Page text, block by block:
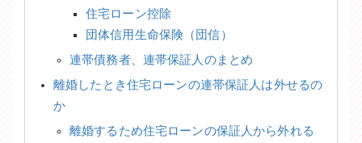
住宅ローン控除
団体信用生命保険（団信）
連帯債務者、連帯保証人のまとめ
離婚したとき住宅ローンの連帯保証人は外せるの
か
離婚するため住宅ローンの保証人から外れる